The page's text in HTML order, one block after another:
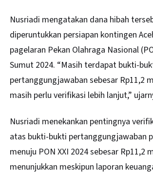
Nusriadi mengatakan dana hibah
diperuntukkan persiapan kontingen
pagelaran Pekan Olahraga Nasional
Sumut 2024. “Masih terdapat bukti-
pertanggungjawaban sebesar Rp11,2
masih perlu verifikasi lebih lanjut,”
Nusriadi menekankan pentingnya
atas bukti-bukti pertanggungjawaban
menuju PON XXI 2024 sebesar Rp11,2
menunjukkan meskipun laporan